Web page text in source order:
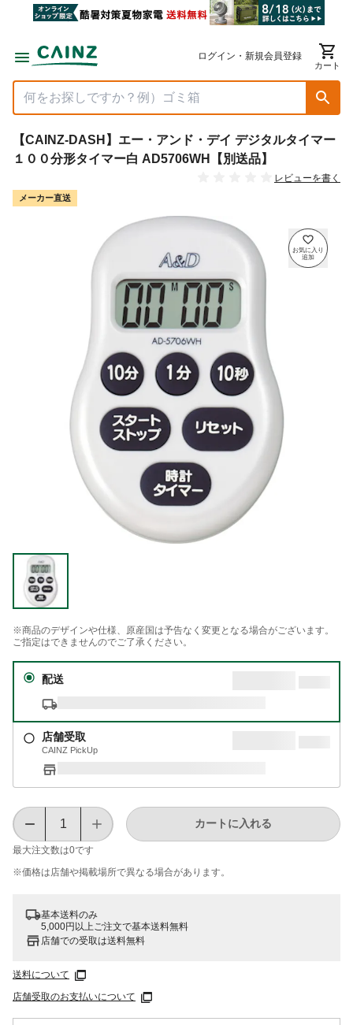
ログイン・新規会員登録
カート
【CAINZ-DASH】エー・アンド・デイ デジタルタイマー
１００分形タイマー白 AD5706WH【別送品】
レビューを書く
メーカー直送
※商品のデザインや仕様、原産国は予告なく変更となる場合がございます。
ご指定はできませんのでご了承ください。
配送
店舗受取
CAINZ PickUp
最大注文数は0です
カートに入れる
※価格は​店舗や​掲載場所で​異なる​場合が​あります。
基本送料のみ
5,000円以上ご注文で基本送料無料
店舗での受取は送料無料
送料について
店舗受取のお支払いについて